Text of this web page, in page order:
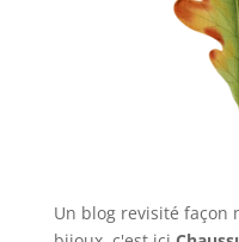
Un blog revisité façon